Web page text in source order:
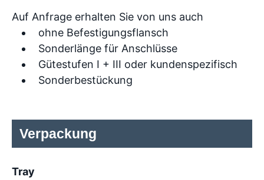
Auf Anfrage erhalten Sie von uns auch
ohne Befestigungsflansch
Sonderlänge für Anschlüsse
Gütestufen I + III oder kundenspezifisch
Sonderbestückung
Verpackung
Tray